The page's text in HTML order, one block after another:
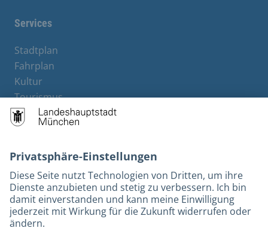
Services
Stadtplan
Fahrplan
Kultur
Tourismus
M-Strom
Bürgerservice
Rechtliches und Kontakt
Barrierefreiheit